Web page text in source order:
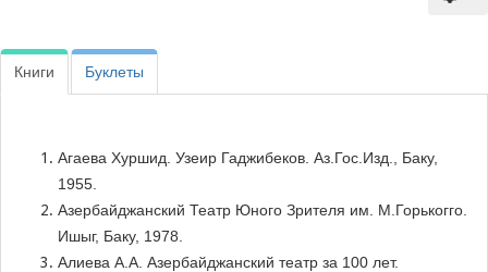
Книги Буклеты
Агаева Хуршид. Узеир Гаджибеков. Аз.Гос.Изд., Баку,
1955.
Азербайджанский Театр Юного Зрителя им. М.Горькогго.
Ишыг, Баку, 1978.
Алиева А.А. Азербайджанский театр за 100 лет.